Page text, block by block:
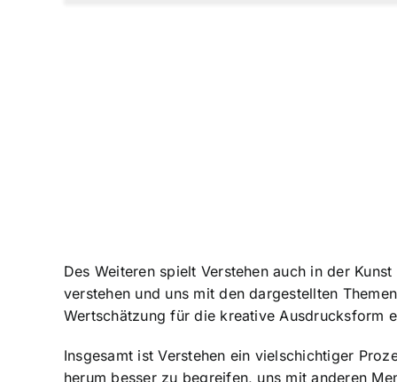
Des Weiteren spielt Verstehen auch in der
verstehen und uns mit den dargestellten
Wertschätzung für die kreative Ausdrucksform
Insgesamt ist Verstehen ein vielschichtiger
herum besser zu begreifen, uns mit anderen